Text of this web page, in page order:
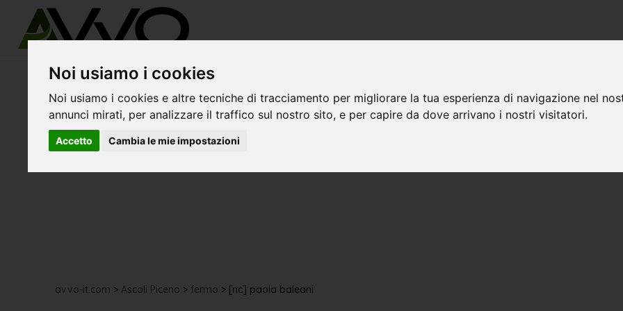
Noi usiamo i cookies
Noi usiamo i cookies e altre tecniche di tracciamento per migliorare la tua esperienza di navigazione nel
annunci mirati, per analizzare il traffico sul nostro sito, e per capire da dove arrivano i nostri visitatori.
Accetto Cambia le mie impostazioni
avvo-it.com > Ascoli Piceno >fermo > [nc] paola baleani